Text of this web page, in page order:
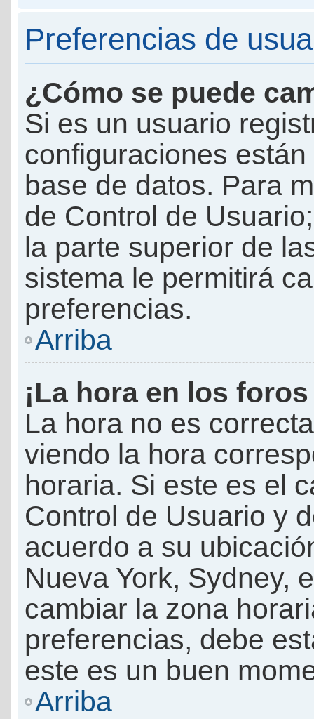
Preferencias de
¿Cómo se puede
Si es un usuario
configuraciones
base de datos. Para
de Control de
la parte superior de
sistema le permitirá
preferencias.
Arriba
¡La hora en los
La hora no es
viendo la hora
horaria. Si este es el
Control de Usuario y
acuerdo a su
Nueva York, Sydney,
cambiar la zona
preferencias, debe
este es un buen
Arriba